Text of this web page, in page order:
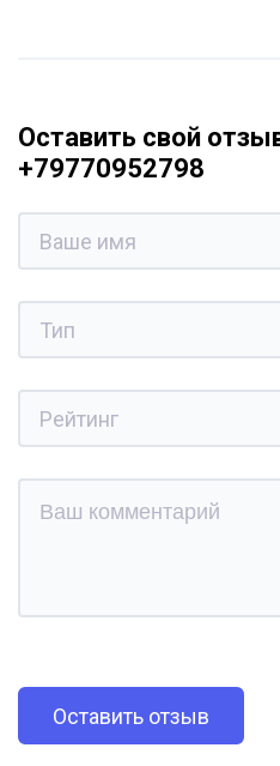
Оставить свой
+79770952798
Оставить отзыв